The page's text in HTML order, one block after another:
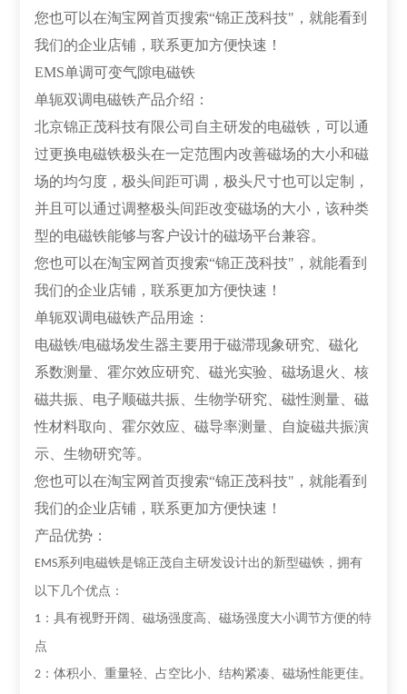
您也可以在淘宝网首页搜索“锦正茂科技"，就能看到
我们的企业店铺，联系更加方便快速！
EMS单调可变气隙电磁铁
单轭双调电磁铁产品介绍：
北京锦正茂科技有限公司自主研发的电磁铁，可以通
过更换电磁铁极头在一定范围内改善磁场的大小和磁
场的均匀度，极头间距可调，极头尺寸也可以定制，
并且可以通过调整极头间距改变磁场的大小，该种类
型的电磁铁能够与客户设计的磁场平台兼容。
您也可以在淘宝网首页搜索“锦正茂科技"，就能看到
我们的企业店铺，联系更加方便快速！
单轭双调电磁铁产品用途：
电磁铁/电磁场发生器主要用于磁滞现象研究、磁化
系数测量、霍尔效应研究、磁光实验、磁场退火、核
磁共振、电子顺磁共振、生物学研究、磁性测量、磁
性材料取向、霍尔效应、磁导率测量、自旋磁共振演
示、生物研究等。
您也可以在淘宝网首页搜索“锦正茂科技"，就能看到
我们的企业店铺，联系更加方便快速！
产品优势：
EMS系列电磁铁是锦正茂自主研发设计出的新型磁铁，拥有
以下几个优点：
1 ：具有视野开阔、磁场强度高、磁场强度大小调节方便的特
点
2 ：体积小、重量轻、占空比小、结构紧凑、磁场性能更佳。